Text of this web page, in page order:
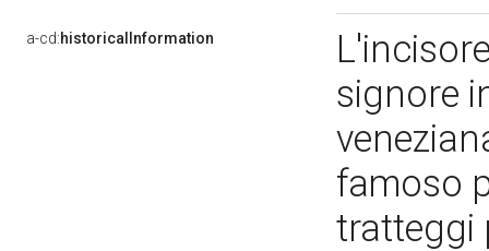
a-cd:historicalInformation
signore
famoso
tratteggi